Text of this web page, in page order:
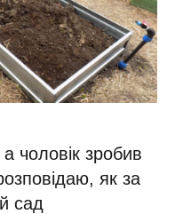
чоловік зробив
як за
сад